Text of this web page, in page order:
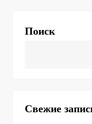
а
я
Поиск
Свежие